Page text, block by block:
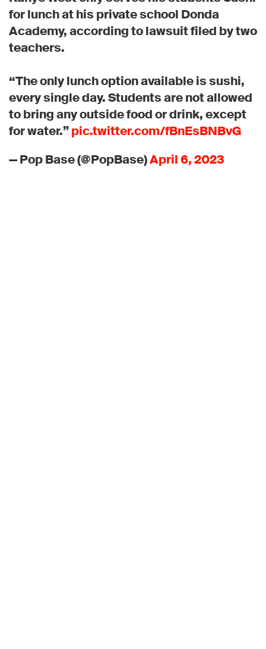
for lunch at his private school Donda
Academy, according to lawsuit filed by two
teachers.
“The only lunch option available is sushi,
every single day. Students are not allowed
to bring any outside food or drink, except
for water.”pic.twitter.com/fBnEsBNBvG
— Pop Base (@PopBase)April 6, 2023